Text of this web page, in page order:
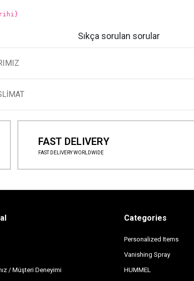
Sıkça sorulan sorular
FAST DELIVERY
FAST DELİVERY WORLDWİDE
/ Müşteri Deneyimi
Categories
Personalized Items
Vanishing Spray
HUMMEL